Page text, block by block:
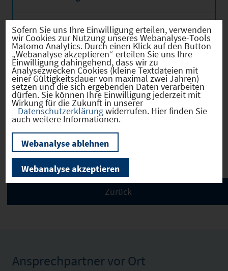
UnternehmerTUM bietet Gründern und
Start-ups einen Rundum-Service von der
ersten Idee bis zum Börsengang. Ein Team
aus erfahrenen Unternehmern,
Wissenschaftlern und Managern unterstützt
Gründer bei der Entwicklung ihrer Produkte,
Dienstleistungen und Geschäftsmodelle.
Die Experten begleiten aktiv beim Aufbau
des Unternehmens, beim Markteintritt und
bei der Finanzierung – auch mit Venture
Capital.
Ansprechpartner vor Ort
Sofern Sie uns Ihre Einwilligung erteilen, verwenden
wir Cookies zur Nutzung unseres Webanalyse-Tools
Matomo Analytics. Durch einen Klick auf den Button
„Webanalyse akzeptieren“ erteilen Sie uns Ihre
Einwilligung dahingehend, dass wir zu
Analysezwecken Cookies (kleine Textdateien mit
einer Gültigkeitsdauer von maximal zwei Jahren)
setzen und die sich ergebenden Daten verarbeiten
dürfen. Sie können Ihre Einwilligung jederzeit mit
Wirkung für die Zukunft in unserer
Datenschutzerklärungwiderrufen. Hier finden Sie
auch weitere Informationen.
Webanalyse ablehnen
Webanalyse akzeptieren